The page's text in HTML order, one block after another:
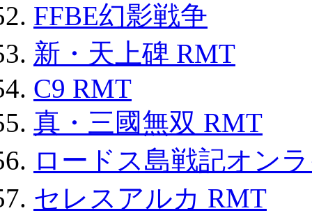
FFBE幻影戦争
新・天上碑 RMT
C9 RMT
真・三國無双 RMT
ロードス島戦記オン
セレスアルカ RMT